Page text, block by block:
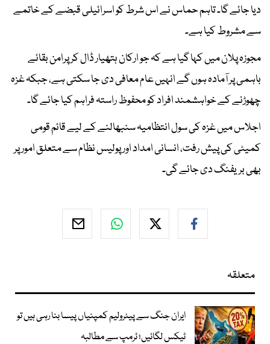
دیا جائے گا۔ تاہم حماس نے اس شرط کو اسرائیلی قبضے کے خاتمے
سے مشروط کیا ہے۔
مجوزہ پلان میں کہا گیا ہے کہ جو ارکان ہتھیار ڈال کر پرامن بقائے
باہمی پر آمادہ ہوں گے انہیں عام معافی دی جا سکتی ہے، جبکہ غزہ
چھوڑنے کے خواہشمند افراد کو محفوظ راستہ فراہم کیا جائے گا۔
اجلاس میں غزہ کی سول انتظامیہ سنبھالنے کے لیے قائم قومی
کمیٹی کی پیش رفت، انسانی امداد اور پولیس نظام سے متعلق امور پر
بھی بریفنگ دی جائے گی۔
متعلقہ
ایران جنگ سے پیٹرولیم کمپنیاں پیسا بنا رہی ہیں تو
ٹیکس لگائیں؛ ٹرمپ سے مطالبہ